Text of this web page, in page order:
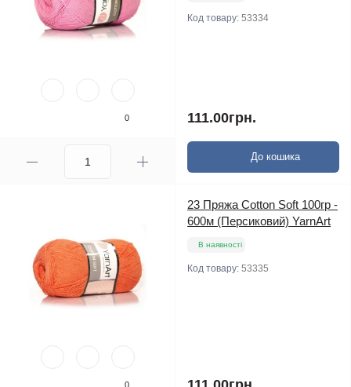
0
Код товару: 53334
111.00грн.
До кошика
0
23 Пряжа Cotton Soft 100гр -
600м (Персиковий) YarnArt
В наявності
Код товару: 53335